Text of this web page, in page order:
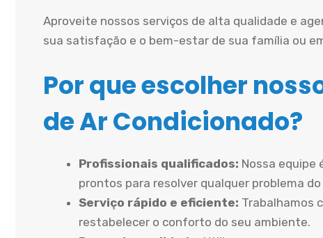
Aproveite nossos serviços de alta qualidade e
sua satisfação e o bem-estar de sua família ou
Por que escolher
de Ar Condicionado?
Profissionais qualificados: Nossa equipe
prontos para resolver qualquer problema
Serviço rápido e eficiente: Trabalhamos
restabelecer o conforto do seu ambiente.